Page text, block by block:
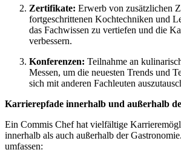
Zertifikate: Erwerb von zusätzlichen
fortgeschrittenen Kochtechniken und
das Fachwissen zu vertiefen und die
verbessern.
Konferenzen: Teilnahme an
Messen, um die neuesten Trends und
sich mit anderen Fachleuten
Karrierepfade innerhalb und außerhalb
Ein Commis Chef hat vielfältige
innerhalb als auch außerhalb der
umfassen: